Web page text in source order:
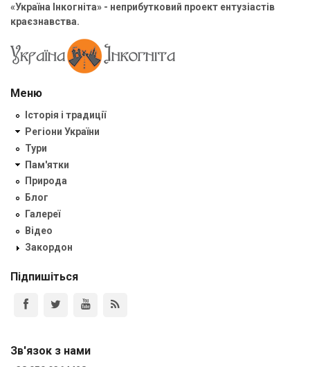
«Україна Інкогніта» - неприбутковий проект ентузіастів
краєзнавства.
Меню
Історія і традиції
Регіони України
Тури
Пам'ятки
Природа
Блог
Галереї
Відео
Закордон
Підпишіться
Зв'язок з нами